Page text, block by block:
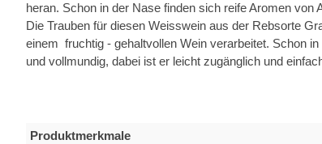
heran. Schon in der Nase finden sich reife Aromen
Die Trauben für diesen Weisswein aus der Rebsorte
einem fruchtig - gehaltvollen Wein verarbeitet. Schon
und vollmundig, dabei ist er leicht zugänglich und
Produktmerkmale